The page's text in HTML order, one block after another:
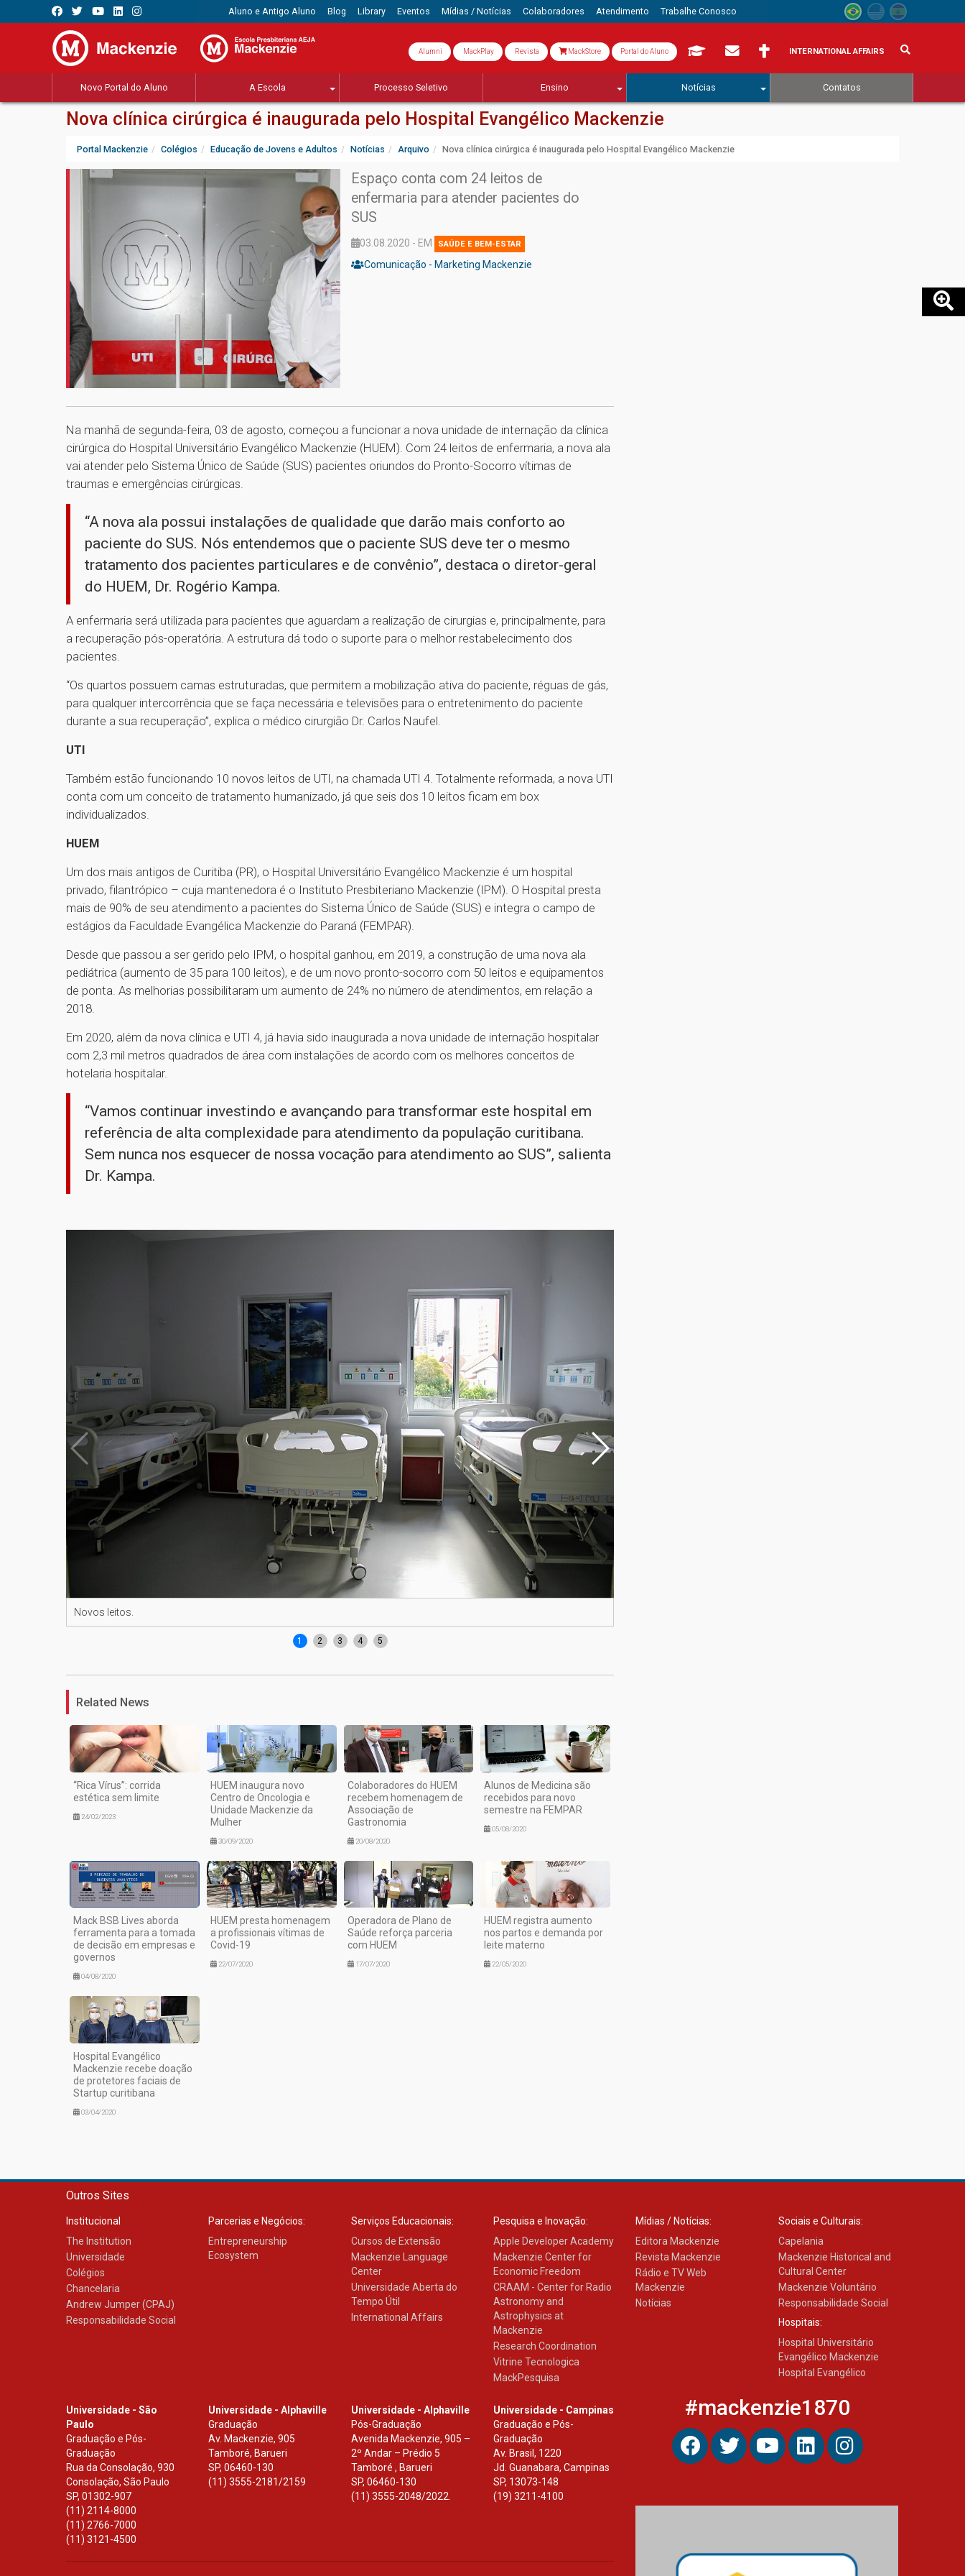
Aluno e Antigo Aluno Blog Library Eventos Mídias / Notícias Colaboradores Atendimento Trabalhe Conosco
Alumni MackPlay Revista MackStore Portal do Aluno INTERNATIONAL AFFAIRS
Novo Portal do Aluno A Escola Processo Seletivo Ensino Notícias Contatos
Nova clínica cirúrgica é inaugurada pelo Hospital Evangélico Mackenzie
Portal Mackenzie Colégios Educação de Jovens e Adultos Notícias Arquivo Nova clínica cirúrgica é inaugurada pelo Hospital Evangélico Mackenzie
Espaço conta com 24 leitos de
enfermaria para atender pacientes do
SUS
03.08.2020 - EM SAÚDE E BEM-ESTAR
Comunicação - Marketing Mackenzie
Na manhã de segunda-feira, 03 de agosto, começou a funcionar a nova unidade de internação da clínica
cirúrgica do Hospital Universitário Evangélico Mackenzie (HUEM). Com 24 leitos de enfermaria, a nova ala
vai atender pelo Sistema Único de Saúde (SUS) pacientes oriundos do Pronto-Socorro vítimas de
traumas e emergências cirúrgicas.
“A nova ala possui instalações de qualidade que darão mais conforto ao
paciente do SUS. Nós entendemos que o paciente SUS deve ter o mesmo
tratamento dos pacientes particulares e de convênio”, destaca o diretor-geral
do HUEM, Dr. Rogério Kampa.
A enfermaria será utilizada para pacientes que aguardam a realização de cirurgias e, principalmente, para
a recuperação pós-operatória. A estrutura dá todo o suporte para o melhor restabelecimento dos
pacientes.
“Os quartos possuem camas estruturadas, que permitem a mobilização ativa do paciente, réguas de gás,
para qualquer intercorrência que se faça necessária e televisões para o entretenimento do paciente
durante a sua recuperação”, explica o médico cirurgião Dr. Carlos Naufel.
UTI
Também estão funcionando 10 novos leitos de UTI, na chamada UTI 4. Totalmente reformada, a nova UTI
conta com um conceito de tratamento humanizado, já que seis dos 10 leitos ficam em box
individualizados.
HUEM
Um dos mais antigos de Curitiba (PR), o Hospital Universitário Evangélico Mackenzie é um hospital
privado, filantrópico – cuja mantenedora é o Instituto Presbiteriano Mackenzie (IPM). O Hospital presta
mais de 90% de seu atendimento a pacientes do Sistema Único de Saúde (SUS) e integra o campo de
estágios da Faculdade Evangélica Mackenzie do Paraná (FEMPAR).
Desde que passou a ser gerido pelo IPM, o hospital ganhou, em 2019, a construção de uma nova ala
pediátrica (aumento de 35 para 100 leitos), e de um novo pronto-socorro com 50 leitos e equipamentos
de ponta. As melhorias possibilitaram um aumento de 24% no número de atendimentos, em relação a
2018.
Em 2020, além da nova clínica e UTI 4, já havia sido inaugurada a nova unidade de internação hospitalar
com 2,3 mil metros quadrados de área com instalações de acordo com os melhores conceitos de
hotelaria hospitalar.
“Vamos continuar investindo e avançando para transformar este hospital em
referência de alta complexidade para atendimento da população curitibana.
Sem nunca nos esquecer de nossa vocação para atendimento ao SUS”, salienta
Dr. Kampa.
Novos leitos.
1 2 3 4 5
Related News
“Rica Vírus”: corrida
estética sem limite
24/02/2023
HUEM inaugura novo
Centro de Oncologia e
Unidade Mackenzie da
Mulher
30/09/2020
Colaboradores do HUEM
recebem homenagem de
Associação de
Gastronomia
20/08/2020
Alunos de Medicina são
recebidos para novo
semestre na FEMPAR
05/08/2020
Mack BSB Lives aborda
ferramenta para a tomada
de decisão em empresas e
governos
04/08/2020
HUEM presta homenagem
a profissionais vítimas de
Covid-19
22/07/2020
Operadora de Plano de
Saúde reforça parceria
com HUEM
17/07/2020
HUEM registra aumento
nos partos e demanda por
leite materno
22/05/2020
Hospital Evangélico
Mackenzie recebe doação
de protetores faciais de
Startup curitibana
03/04/2020
Outros Sites
Institucional
The Institution
Universidade
Colégios
Chancelaria
Andrew Jumper (CPAJ)
Responsabilidade Social
Parcerias e Negócios:
Entrepreneurship
Ecosystem
Serviços Educacionais:
Cursos de Extensão
Mackenzie Language
Center
Universidade Aberta do
Tempo Útil
International Affairs
Pesquisa e Inovação:
Apple Developer Academy
Mackenzie Center for
Economic Freedom
CRAAM - Center for Radio
Astronomy and
Astrophysics at
Mackenzie
Research Coordination
Vitrine Tecnologica
MackPesquisa
Mídias / Notícias:
Editora Mackenzie
Revista Mackenzie
Rádio e TV Web
Mackenzie
Notícias
Sociais e Culturais:
Capelania
Mackenzie Historical and
Cultural Center
Mackenzie Voluntário
Responsabilidade Social
Hospitais:
Hospital Universitário
Evangélico Mackenzie
Hospital Evangélico
Universidade - São
Paulo
Graduação e Pós-
Graduação
Rua da Consolação, 930
Consolação, São Paulo
SP, 01302-907
(11) 2114-8000
(11) 2766-7000
(11) 3121-4500
Universidade - Alphaville
Graduação
Av. Mackenzie, 905
Tamboré, Barueri
SP,06460-130
(11) 3555-2181/2159
Universidade - Alphaville
Pós-Graduação
Avenida Mackenzie, 905 –
2º Andar – Prédio 5
Tamboré , Barueri
SP, 06460-130
(11) 3555-2048/2022.
Universidade - Campinas
Graduação e Pós-
Graduação
Av. Brasil, 1220
Jd. Guanabara, Campinas
SP, 13073-148
(19) 3211-4100
#mackenzie1870